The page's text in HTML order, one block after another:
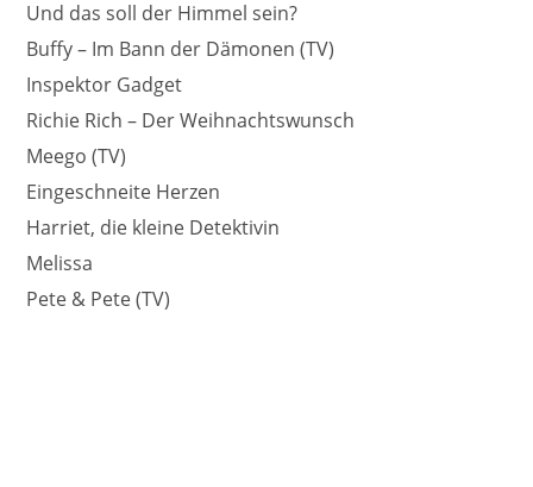
Und das soll der Himmel sein?
Buffy – Im Bann der Dämonen (TV)
Inspektor Gadget
Richie Rich – Der Weihnachtswunsch
Meego (TV)
Eingeschneite Herzen
Harriet, die kleine Detektivin
Melissa
Pete & Pete (TV)